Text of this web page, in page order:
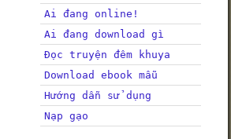
Ai đang online!
Ai đang download gì
Đọc truyện đêm khuya
Download ebook mẫu
Hướng dẫn sử dụng
Nạp gạo